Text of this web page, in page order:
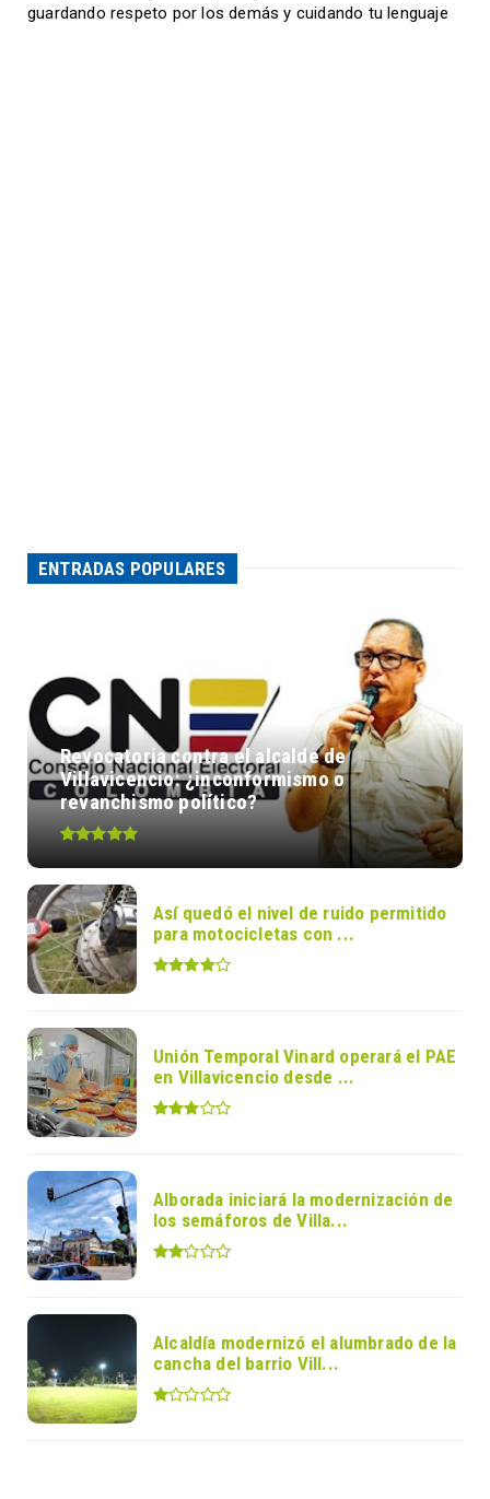
guardando respeto por los demás y cuidando tu lenguaje
ENTRADAS POPULARES
Revocatoria contra el alcalde de
Villavicencio: ¿inconformismo o
revanchismo político?
Así quedó el nivel de ruido permitido
para motocicletas con ...
Unión Temporal Vinard operará el PAE
en Villavicencio desde ...
Alborada iniciará la modernización de
los semáforos de Villa...
Alcaldía modernizó el alumbrado de la
cancha del barrio Vill...